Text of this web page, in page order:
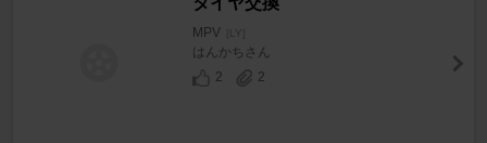
MPV [LY]
はんかちさん
2
2